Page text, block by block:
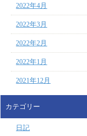
2022年4月
2022年3月
2022年2月
2022年1月
2021年12月
カテゴリー
日記